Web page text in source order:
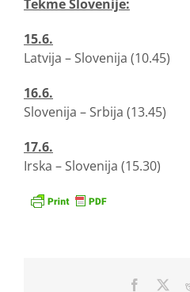
Tekme Slovenije:
15.6.
Latvija – Slovenija (10.45)
16.6.
Slovenija – Srbija (13.45)
17.6.
Irska – Slovenija (15.30)
Facebook